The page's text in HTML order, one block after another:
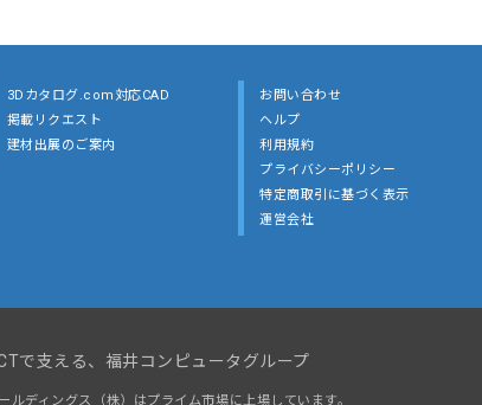
3Dカタログ.com対応CAD
掲載リクエスト
建材出展のご案内
お問い合わせ
ヘルプ
利用規約
プライバシーポリシー
特定商取引に基づく表示
運営会社
で支える、福井コンピュータグループ
ディングス（株）はプライム市場に上場しています。